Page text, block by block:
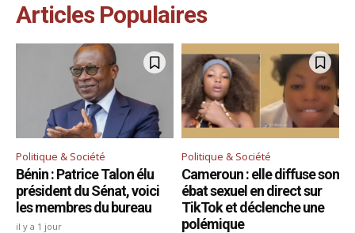
Articles Populaires
Politique & Société
Bénin : Patrice Talon élu
président du Sénat, voici
les membres du bureau
il y a 1 jour
Politique & Société
Cameroun : elle diffuse son
ébat sexuel en direct sur
TikTok et déclenche une
polémique